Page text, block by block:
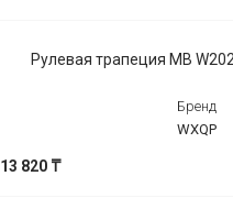
Рулевая трапеция MB
Бренд
WXQP
13 820 ₸